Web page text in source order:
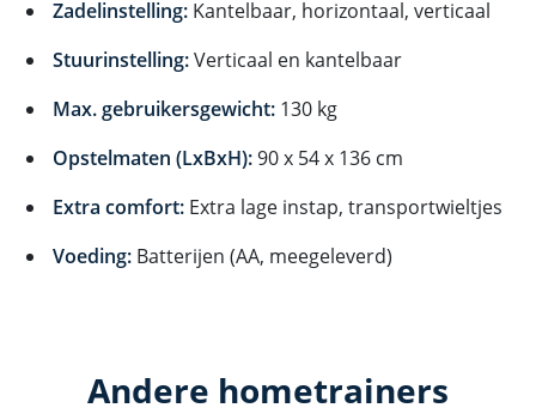
Zadelinstelling: Kantelbaar, horizontaal, verticaal
Stuurinstelling:Verticaal en kantelbaar
Max. gebruikersgewicht: 130 kg
Opstelmaten (LxBxH):90 x 54 x 136 cm
Extra comfort: Extra lage instap, transportwieltjes
Voeding: Batterijen (AA, meegeleverd)
Andere hometrainers